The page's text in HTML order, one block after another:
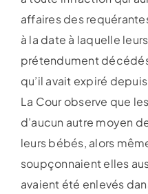
affaires des
à la date à laquelle
prétendument
qu’il avait expiré
La Cour observe que
d’aucun autre moyen
leurs bébés, alors
soupçonnaient elles
avaient été enlevés